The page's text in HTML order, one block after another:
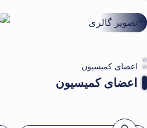
اعضای کمیسیون
اعضای کمیسیون